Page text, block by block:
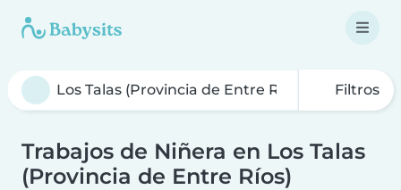
Filtros
Trabajos de Niñera en Los Talas
(Provincia de Entre Ríos)